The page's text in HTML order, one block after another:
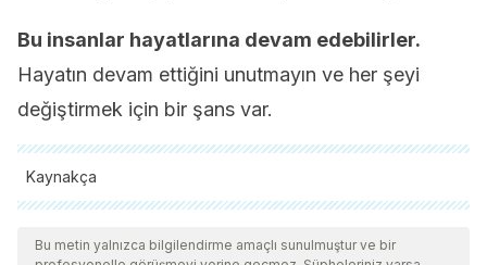
Bu insanlar hayatlarına devam edebilirler.
Hayatın devam ettiğini unutmayın ve her şeyi
değiştirmek için bir şans var.
Kaynakça
Tüm alıntı yapılan kaynaklar, kalitelerini, güvenilirliklerini,
güncelliklerini ve geçerliliklerini sağlamak için ekibimiz
Bu metin yalnızca bilgilendirme amaçlı sunulmuştur ve bir